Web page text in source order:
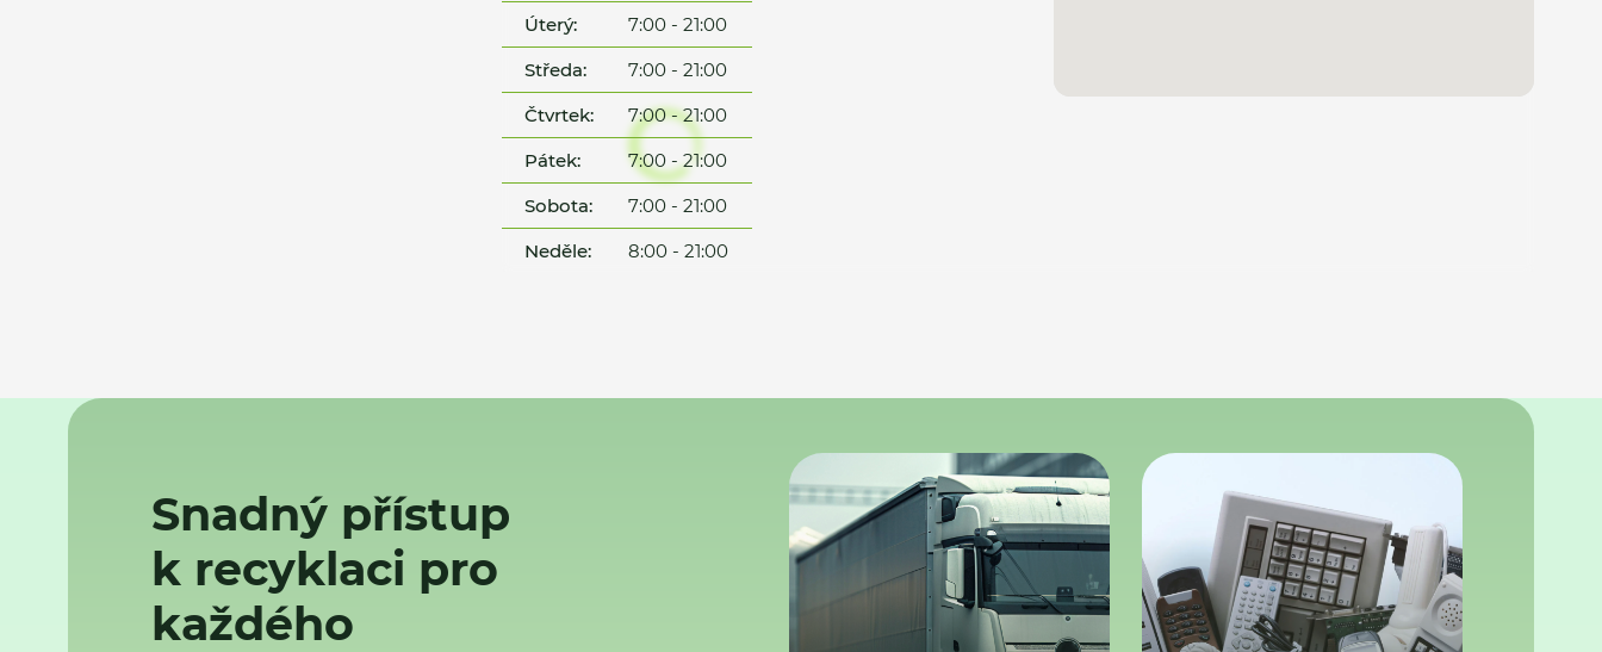
Úterý:
7:00 - 21:00
Středa:
7:00 - 21:00
Čtvrtek:
7:00 - 21:00
Pátek:
7:00 - 21:00
Sobota:
7:00 - 21:00
Neděle:
8:00 - 21:00
Snadný přístup
k recyklaci pro
každého